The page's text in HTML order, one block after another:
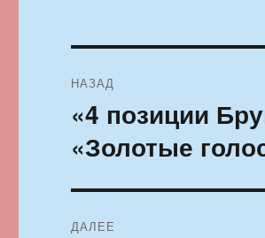
по
записям
НАЗАД
Предыдущая
«4 позиции
«Золотые
ДАЛЕЕ